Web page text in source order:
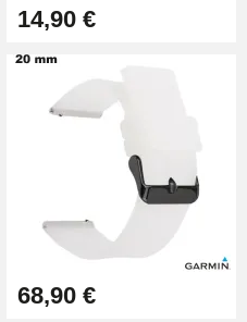
Bracelet Montre -
mm - 8 à 25 mm
pour Bracelet
1,80 mm - 8 à
Bracelet de
14,90 €
68,90 €